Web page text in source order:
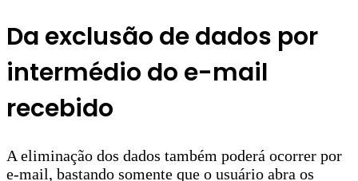
Da exclusão de dados por
intermédio do e-mail
recebido
A eliminação dos dados também poderá ocorrer por
e-mail, bastando somente que o usuário abra os